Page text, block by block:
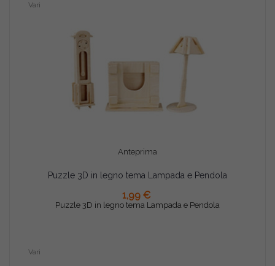
Anteprima
Vari
Puzzle 3D in legno tema Lampada e Pendola
1,99 €
Puzzle 3D in legno tema Lampada e Pendola
AGGIUNGI AL CARRELLO
Vari